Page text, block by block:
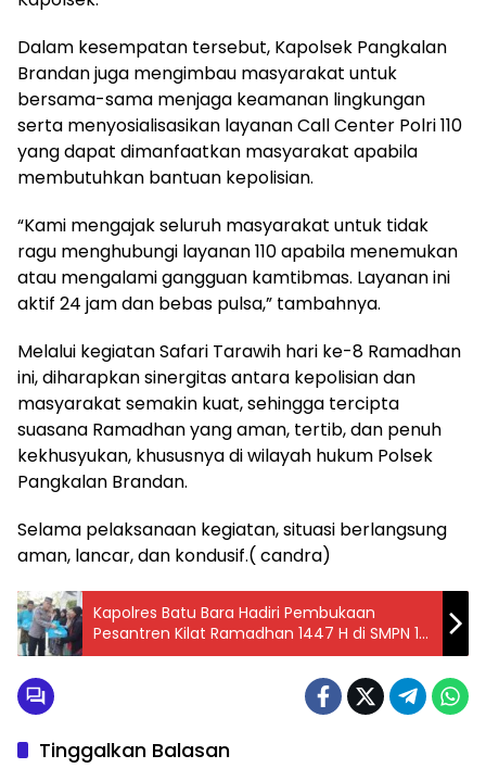
Dalam kesempatan tersebut, Kapolsek Pangkalan
Brandan juga mengimbau masyarakat untuk
bersama-sama menjaga keamanan lingkungan
serta menyosialisasikan layanan Call Center Polri 110
yang dapat dimanfaatkan masyarakat apabila
membutuhkan bantuan kepolisian.
“Kami mengajak seluruh masyarakat untuk tidak
ragu menghubungi layanan 110 apabila menemukan
atau mengalami gangguan kamtibmas. Layanan ini
aktif 24 jam dan bebas pulsa,” tambahnya.
Melalui kegiatan Safari Tarawih hari ke-8 Ramadhan
ini, diharapkan sinergitas antara kepolisian dan
masyarakat semakin kuat, sehingga tercipta
suasana Ramadhan yang aman, tertib, dan penuh
kekhusyukan, khususnya di wilayah hukum Polsek
Pangkalan Brandan.
Selama pelaksanaan kegiatan, situasi berlangsung
aman, lancar, dan kondusif.( candra)
Kapolres Batu Bara Hadiri Pembukaan
Pesantren Kilat Ramadhan 1447 H di SMPN 1
Datuk Lima Puluh
Tinggalkan Balasan